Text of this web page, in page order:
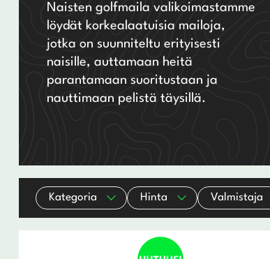
Miesten hybridit
Utility-raudat
Miesten rautamailat
Miesten täyssetit
Naisten rautamailat
Wedget
Naisten putterit
Miesten talvihanskat Naisten talvihanskat
Naisten golfmaila valikoimastamme
löydät korkealaatuisia mailoja,
jotka on suunniteltu erityisesti
naisille, auttamaan heitä
parantamaan suoritustaan ja
nauttimaan pelistä täysillä.
Kategoria Hinta Valmistaja